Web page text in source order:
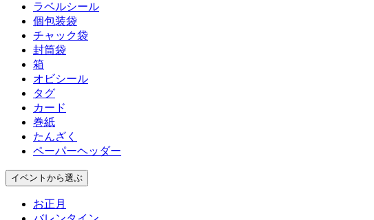
ラベルシール
個包装袋
チャック袋
封筒袋
箱
オビシール
タグ
カード
巻紙
たんざく
ペーパーヘッダー
イベント から選ぶ
お正月